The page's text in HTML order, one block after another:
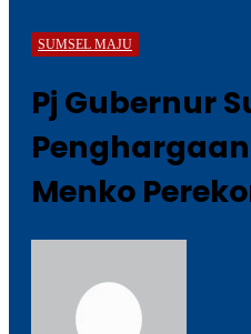
SUMSEL MAJU
Pj Gubernur
Menko